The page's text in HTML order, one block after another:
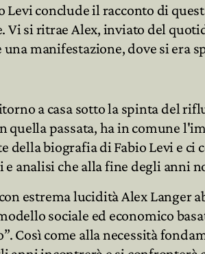
conclude il racconto di
si ritrae Alex, inviato del
manifestazione, dove si era
a casa sotto la spinta del
quella passata, ha in comune
della biografia di Fabio Levi e
analisi che alla fine degli anni
estrema lucidità Alex
sociale ed economico
Così come alla necessità